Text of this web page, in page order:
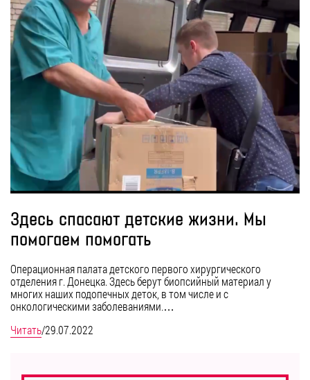
Здесь спасают детские жизни. Мы
помогаем помогать
Операционная палата детского первого хирургического
отделения г. Донецка. Здесь берут биопсийный материал у
многих наших подопечных деток, в том числе и с
онкологическими заболеваниями.…
Читать/29.07.2022